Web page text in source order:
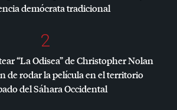
demócrata tradicional
2
“La Odisea” de Christopher Nolan
de rodar la película en el territorio
del Sáhara Occidental